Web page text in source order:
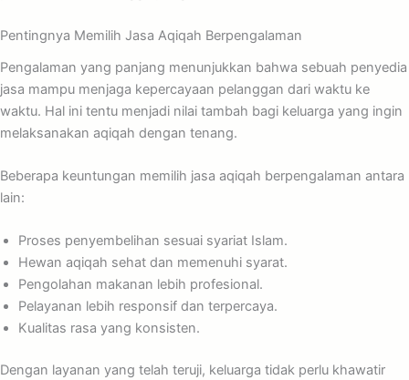
Pentingnya Memilih Jasa Aqiqah Berpengalaman
Pengalaman yang panjang menunjukkan bahwa sebuah penyedia
jasa mampu menjaga kepercayaan pelanggan dari waktu ke
waktu. Hal ini tentu menjadi nilai tambah bagi keluarga yang ingin
melaksanakan aqiqah dengan tenang.
Beberapa keuntungan memilih jasa aqiqah berpengalaman antara
lain:
Proses penyembelihan sesuai syariat Islam.
Hewan aqiqah sehat dan memenuhi syarat.
Pengolahan makanan lebih profesional.
Pelayanan lebih responsif dan terpercaya.
Kualitas rasa yang konsisten.
Dengan layanan yang telah teruji, keluarga tidak perlu khawatir